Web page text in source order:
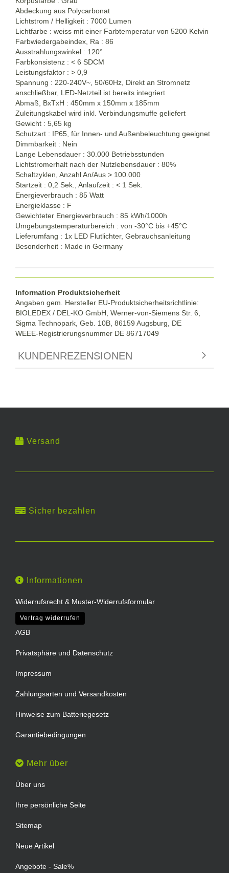
Abdeckung aus Polycarbonat
Lichtstrom / Helligkeit : 7000 Lumen
Lichtfarbe : weiss mit einer Farbtemperatur von 5200 Kelvin
Farbwiedergabeindex, Ra : 86
Ausstrahlungswinkel : 120°
Farbkonsistenz : < 6 SDCM
Leistungsfaktor : > 0,9
Spannung : 220-240V~, 50/60Hz, Direkt an Stromnetz
anschließbar, LED-Netzteil ist bereits integriert
Abmaß, BxTxH : 450mm x 150mm x 185mm
Zuleitungskabel wird inkl. Verbindungsmuffe geliefert
Gewicht : 5,65 kg
Schutzart : IP65, für Innen- und Außenbeleuchtung geeignet
Dimmbarkeit : Nein
Lange Lebensdauer : 30.000 Betriebsstunden
Lichtstromerhalt nach der Nutzlebensdauer : 80%
Schaltzyklen, Anzahl An/Aus > 100.000
Startzeit : 0,2 Sek., Anlaufzeit : < 1 Sek.
Energieverbrauch : 85 Watt
Energieklasse : F
Gewichteter Energieverbrauch : 85 kWh/1000h
Umgebungstemperaturbereich : von -30°C bis +45°C
Lieferumfang : 1x LED Flutlichter, Gebrauchsanleitung
Besonderheit : Made in Germany
Information Produktsicherheit
Angaben gem. Hersteller EU-Produktsicherheitsrichtlinie:
BIOLEDEX / DEL-KO GmbH, Werner-von-Siemens Str. 6,
Sigma Technopark, Geb. 10B, 86159 Augsburg, DE
WEEE-Registrierungsnummer DE 86717049
KUNDENREZENSIONEN
Versand
Sicher bezahlen
Informationen
Widerrufsrecht & Muster-Widerrufsformular
Vertrag widerrufen
AGB
Privatsphäre und Datenschutz
Impressum
Zahlungsarten und Versandkosten
Hinweise zum Batteriegesetz
Garantiebedingungen
Mehr über
Über uns
Ihre persönliche Seite
Sitemap
Neue Artikel
Angebote - Sale%